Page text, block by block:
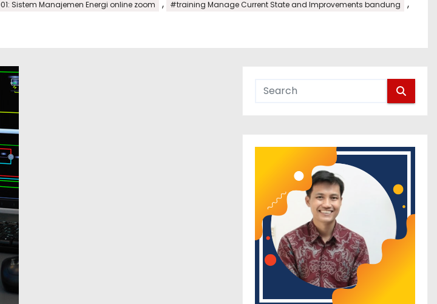
Sistem Manajemen Energi online zoom , #training Manage Current State and Improvements bandung ,